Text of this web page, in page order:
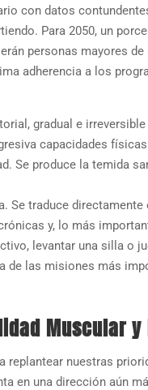
con datos
Para 2050, un
personas mayores
adherencia a los
gradual e
capacidades
Se produce la temida
Se traduce directamente
y, lo más
levantar una silla o
de las misiones más
Muscular
nuestras
en una dirección aún